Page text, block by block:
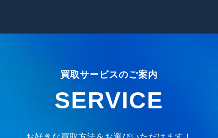
買取サービスのご案内
SERVICE